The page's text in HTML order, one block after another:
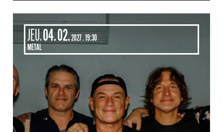
JEUDI
JEU.04.FÉVRIER
02.2027 19:30
METAL